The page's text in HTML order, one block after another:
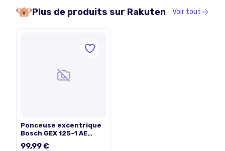
Plus de produits sur Rakuten Voir tout
Ponceuse excentrique
Bosch GEX 125-1 AE
99,99 €